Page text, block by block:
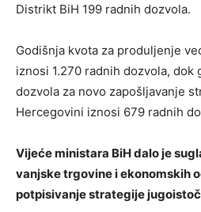
Distrikt BiH 199 radnih dozvola.
Godišnja kvota za produljenje
iznosi 1.270 radnih dozvola, dok
dozvola za novo zapošljavanje
Hercegovini iznosi 679 radnih
Vijeće ministara BiH dalo je
vanjske trgovine i ekonomskih
potpisivanje strategije